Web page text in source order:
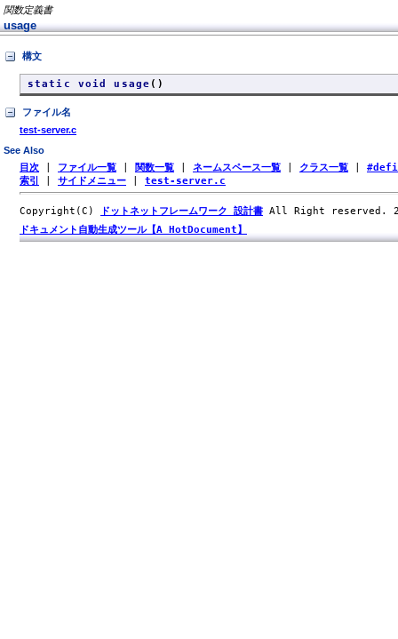
関数定義書
usage
構文
static void usage ()
ファイル名
test-server.c
See Also
目次 ファイル一覧 関数一覧 ネームスペース一覧 クラス一覧
索引
サイドメニュー test-server.c
Copyright(C) ドットネットフレームワーク 設計書 All Right reserved.
ドキュメント自動生成ツール【A HotDocument】